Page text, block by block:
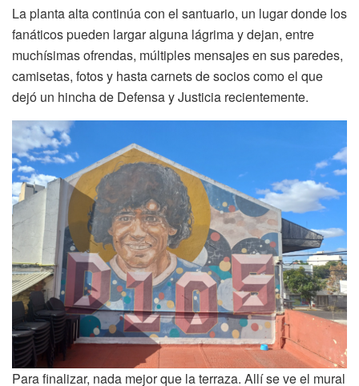
La planta alta continúa con el santuario, un lugar donde los
fanáticos pueden largar alguna lágrima y dejan, entre
muchísimas ofrendas, múltiples mensajes en sus paredes,
camisetas, fotos y hasta carnets de socios como el que
dejó un hincha de Defensa y Justicia recientemente.
Para finalizar, nada mejor que la terraza. Allí se ve el mural